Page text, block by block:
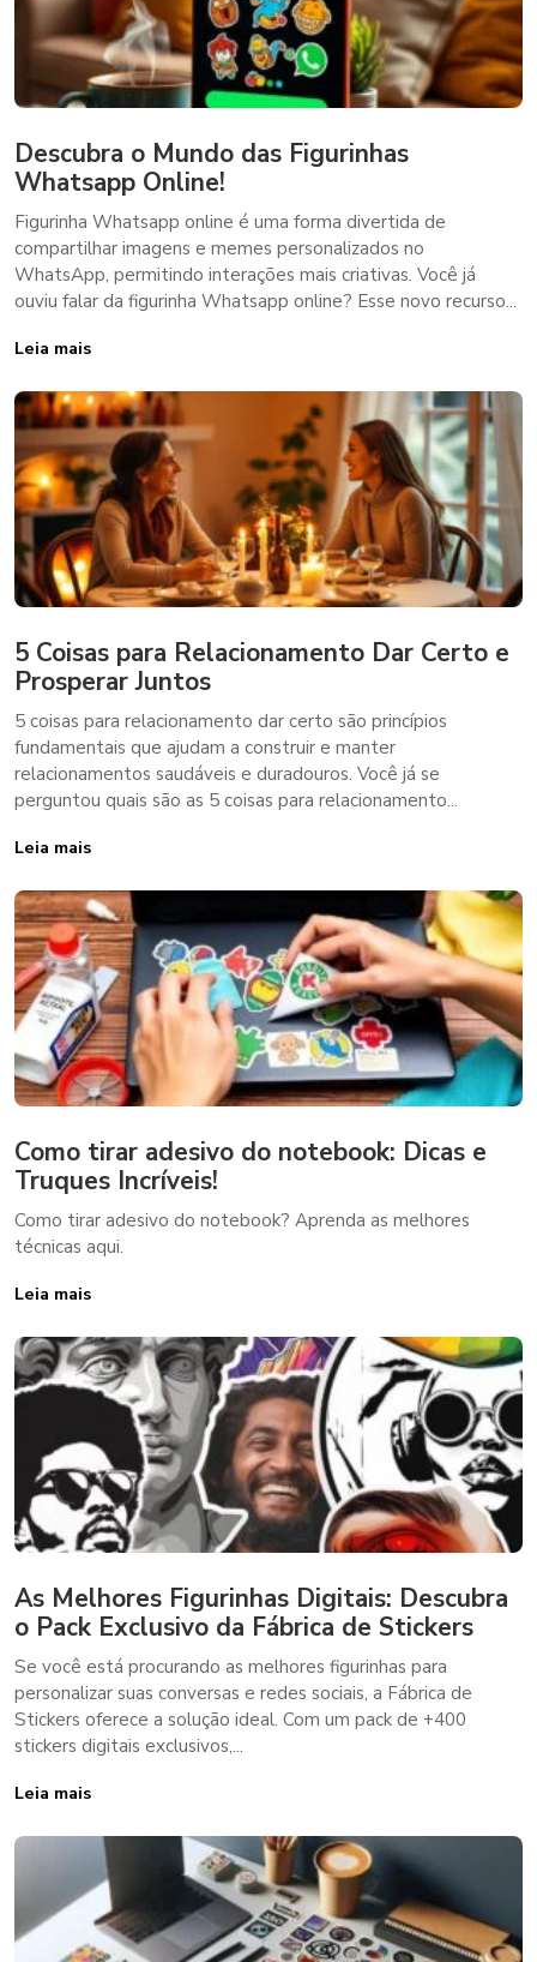
Descubra o Mundo das Figurinhas
Whatsapp Online!
Figurinha Whatsapp online é uma forma divertida de
compartilhar imagens e memes personalizados no
WhatsApp, permitindo interações mais criativas. Você já
ouviu falar da figurinha Whatsapp online? Esse novo recurso...
Leia mais
5 Coisas para Relacionamento Dar Certo e
Prosperar Juntos
5 coisas para relacionamento dar certo são princípios
fundamentais que ajudam a construir e manter
relacionamentos saudáveis e duradouros. Você já se
perguntou quais são as 5 coisas para relacionamento...
Leia mais
Como tirar adesivo do notebook: Dicas e
Truques Incríveis!
Como tirar adesivo do notebook? Aprenda as melhores
técnicas aqui.
Leia mais
As Melhores Figurinhas Digitais: Descubra
o Pack Exclusivo da Fábrica de Stickers
Se você está procurando as melhores figurinhas para
personalizar suas conversas e redes sociais, a Fábrica de
Stickers oferece a solução ideal. Com um pack de +400
stickers digitais exclusivos,...
Leia mais